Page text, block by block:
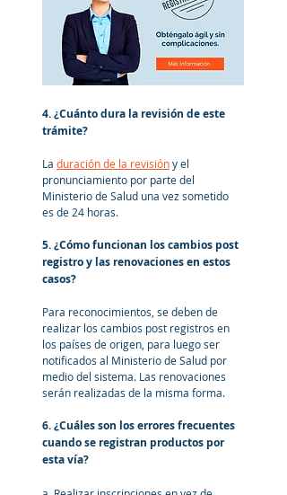
4. ¿Cuánto dura la revisión de este
trámite?
La duración de la revisión y el
pronunciamiento por parte del
Ministerio de Salud una vez sometido
es de 24 horas.
5. ¿Cómo funcionan los cambios post
registro y las renovaciones en estos
casos?
Para reconocimientos, se deben de
realizar los cambios post registros en
los países de origen, para luego ser
notificados al Ministerio de Salud por
medio del sistema. Las renovaciones
serán realizadas de la misma forma.
6. ¿Cuáles son los errores frecuentes
cuando se registran productos por
esta vía?